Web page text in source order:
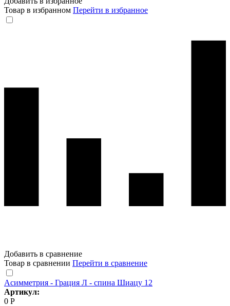
Товар в избранном Перейти в избранное
Добавить в сравнение
Товар в сравнении Перейти в сравнение
Асимметрия - Грация Л - спина Шиацу 12
Артикул:
0 Р